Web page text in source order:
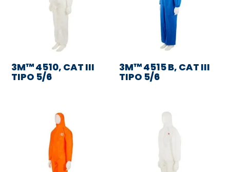
3M™ 4510, CAT III
TIPO 5/6
3M™ 4515 B, CAT III
TIPO 5/6